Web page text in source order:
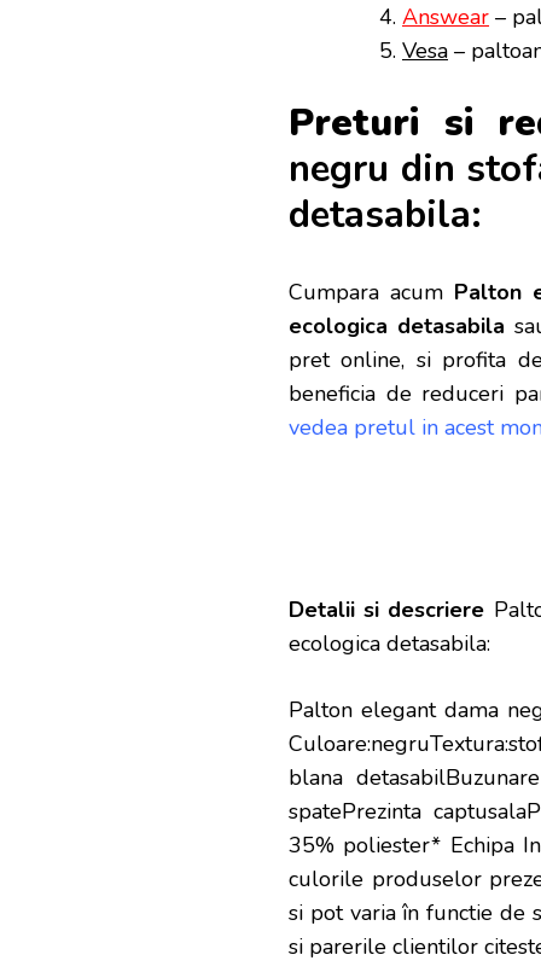
Answear –
Vesa –
Preturi si
negru din
detasabila:
Cumpara acum Palton
ecologica detasabila
pret online, si profita
beneficia de reduceri
vedea pretul in acest
Detalii si descriere
ecologica detasabila:
Palton elegant dama
blana
spatePrezinta
35% poliester* Echipa
culorile produselor
si pot varia în functie de
si parerile clientilor